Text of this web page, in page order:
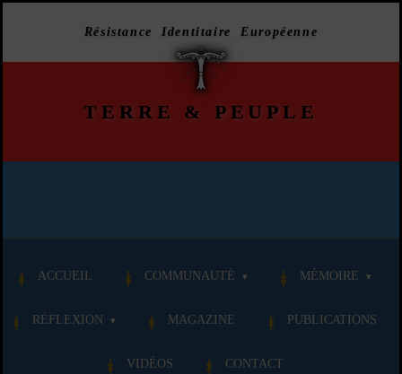
Résistance Identitaire Européenne
TERRE & PEUPLE
ACCUEIL COMMUNAUTÉ MÉMOIRE
RÉFLEXION MAGAZINE PUBLICATIONS
VIDÉOS CONTACT